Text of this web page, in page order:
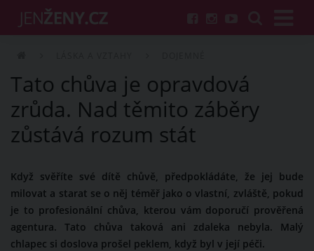
Tato chůva je opravdová
zrůda. Nad těmito záběry
zůstává rozum stát
Když svěříte své dítě chůvě, předpokládáte, že jej bude
milovat a starat se o něj téměř jako o vlastní, zvláště, pokud
je to profesionální chůva, kterou vám doporučí prověřená
agentura. Tato chůva taková ani zdaleka nebyla. Malý
chlapec si doslova prošel peklem, když byl v její péči.